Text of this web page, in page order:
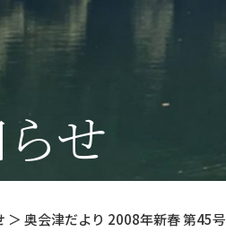
せ
＞ 奥会津だより 2008年新春 第45号